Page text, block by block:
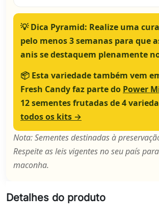
💡Dica Pyramid: Realize uma
pelo menos 3 semanas para que
anis se destaquem plenamente
📦 Esta variedade também vem
Fresh Candy faz parte do Power
12 sementes frutadas de 4
todos os kits →
Nota: Sementes destinadas à
Respeite as leis vigentes no seu país
maconha.
Detalhes do produto